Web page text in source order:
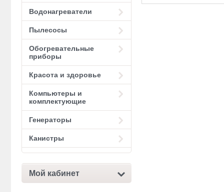
Водонагреватели
Пылесосы
Обогревательные
приборы
Красота и здоровье
Компьютеры и
комплектующие
Генераторы
Канистры
Мой кабинет